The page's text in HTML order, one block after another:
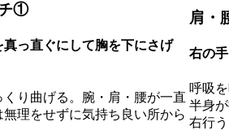
チ①
っ直ぐにして胸を下にさげ
り曲げる。腕・肩・腰が一直
理をせずに気持ち良い所から
肩・
右の
呼吸
半身
右行